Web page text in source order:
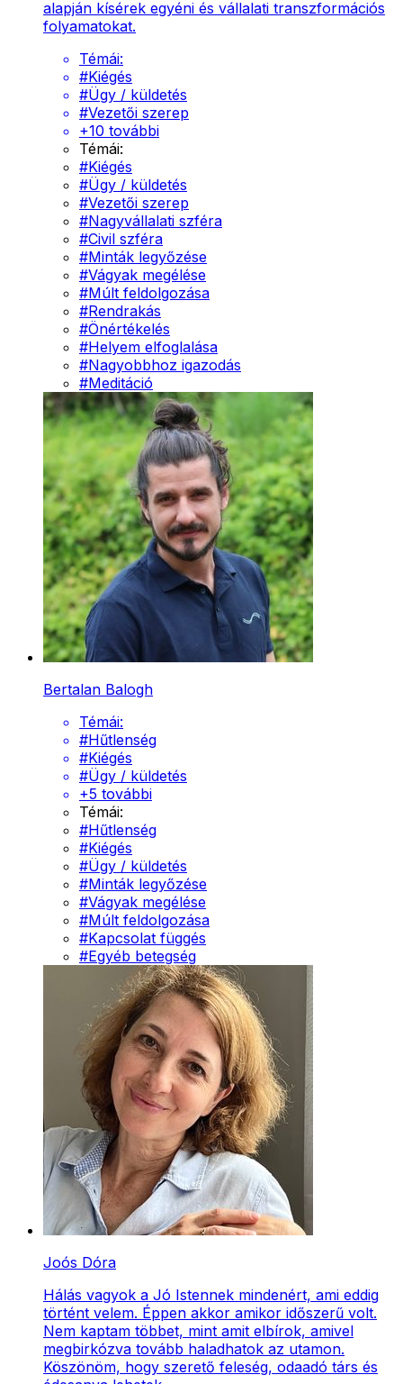
alapján kísérek egyéni és vállalati transzformációs
folyamatokat.
Témái:
#Kiégés
#Ügy / küldetés
#Vezetői szerep
+10 további
Témái:
#Kiégés
#Ügy / küldetés
#Vezetői szerep
#Nagyvállalati szféra
#Civil szféra
#Minták legyőzése
#Vágyak megélése
#Múlt feldolgozása
#Rendrakás
#Önértékelés
#Helyem elfoglalása
#Nagyobbhoz igazodás
#Meditáció
Bertalan Balogh
Témái:
#Hűtlenség
#Kiégés
#Ügy / küldetés
+5 további
Témái:
#Hűtlenség
#Kiégés
#Ügy / küldetés
#Minták legyőzése
#Vágyak megélése
#Múlt feldolgozása
#Kapcsolat függés
#Egyéb betegség
Joós Dóra
Hálás vagyok a Jó Istennek mindenért, ami eddig
történt velem. Éppen akkor amikor időszerű volt.
Nem kaptam többet, mint amit elbírok, amivel
megbirkózva tovább haladhatok az utamon.
Köszönöm, hogy szerető feleség, odaadó társ és